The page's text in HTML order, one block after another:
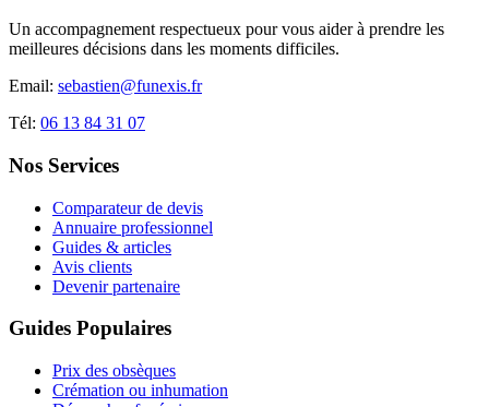
Un accompagnement respectueux pour vous aider à prendre les
meilleures décisions dans les moments difficiles.
Email: sebastien@funexis.fr
Tél: 06 13 84 31 07
Nos Services
Comparateur de devis
Annuaire professionnel
Guides & articles
Avis clients
Devenir partenaire
Guides Populaires
Prix des obsèques
Crémation ou inhumation